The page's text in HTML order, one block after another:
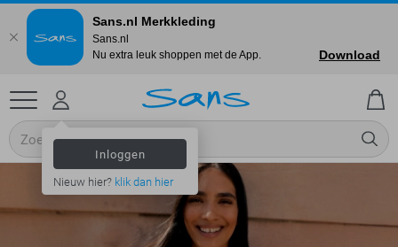
Inloggen
Nieuw hier? klik dan hier
Sans.nl Merkkleding
Sans.nl
Nu extra leuk shoppen met de App.
Download